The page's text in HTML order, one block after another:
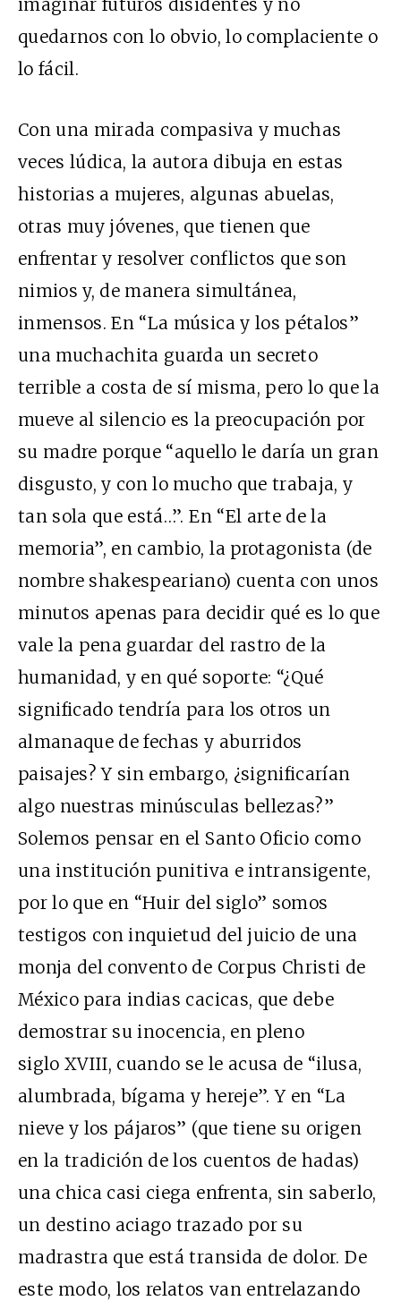
imaginar futuros disidentes y no
quedarnos con lo obvio, lo complaciente o
lo fácil.
Con una mirada compasiva y muchas
veces lúdica, la autora dibuja en estas
historias a mujeres, algunas abuelas,
otras muy jóvenes, que tienen que
enfrentar y resolver conflictos que son
nimios y, de manera simultánea,
inmensos. En “La música y los pétalos”
una muchachita guarda un secreto
terrible a costa de sí misma, pero lo que la
mueve al silencio es la preocupación por
su madre porque “aquello le daría un gran
disgusto, y con lo mucho que trabaja, y
tan sola que está…”. En “El arte de la
memoria”, en cambio, la protagonista (de
nombre shakespeariano) cuenta con unos
minutos apenas para decidir qué es lo que
vale la pena guardar del rastro de la
humanidad, y en qué soporte: “¿Qué
significado tendría para los otros un
almanaque de fechas y aburridos
paisajes? Y sin embargo, ¿significarían
algo nuestras minúsculas bellezas?”
Solemos pensar en el Santo Oficio como
una institución punitiva e intransigente,
por lo que en “Huir del siglo” somos
testigos con inquietud del juicio de una
monja del convento de Corpus Christi de
México para indias cacicas, que debe
demostrar su inocencia, en pleno
siglo XVIII, cuando se le acusa de “ilusa,
alumbrada, bígama y hereje”. Y en “La
nieve y los pájaros” (que tiene su origen
en la tradición de los cuentos de hadas)
una chica casi ciega enfrenta, sin saberlo,
un destino aciago trazado por su
madrastra que está transida de dolor. De
este modo, los relatos van entrelazando